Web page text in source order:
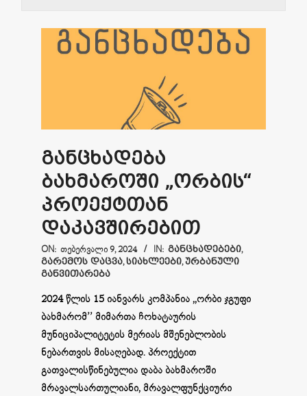
განცხადება
ბახმაროში „ორბის“
პროექტთან
დაკავშირებით
2024-
02-
ON: ᲗᲔᲑᲔᲠᲕᲐᲚᲘ 9, 2024 IN: ᲒᲐᲜᲪᲮᲐᲓᲔᲑᲔᲑᲘ,
ᲒᲐᲠᲔᲛᲝᲡ ᲓᲐᲪᲕᲐ,ᲡᲘᲐᲮᲚᲔᲔᲑᲘ,ᲣᲠᲑᲐᲜᲣᲚᲘ
ᲒᲐᲜᲕᲘᲗᲐᲠᲔᲑᲐ
2024 წლის 15 იანვარს კომპანია ,,ორბი ჯგუფი
ბახმარომ’’ მიმართა ჩოხატაურის
მუნიციპალიტეტის მერიას მშენებლობის
ნებართვის მისაღებად. პროექტით
გათვალისწინებულია დაბა ბახმაროში
მრავალსართულიანი, მრავალფუნქციური